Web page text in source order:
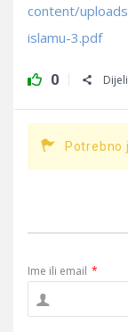
content/
islamu-3.pdf
0 Dijeli
Potrebno
Ime ili email *